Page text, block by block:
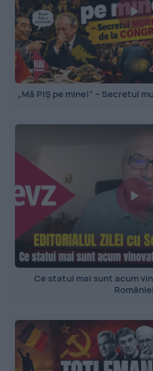
„Mă PIȘ pe mine!” – Secretul
Ce statui mai sunt acum
României